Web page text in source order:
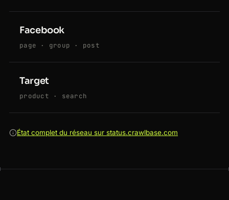
Facebook
page · group · post
Target
product · search
État complet du réseau sur status.crawlbase.com